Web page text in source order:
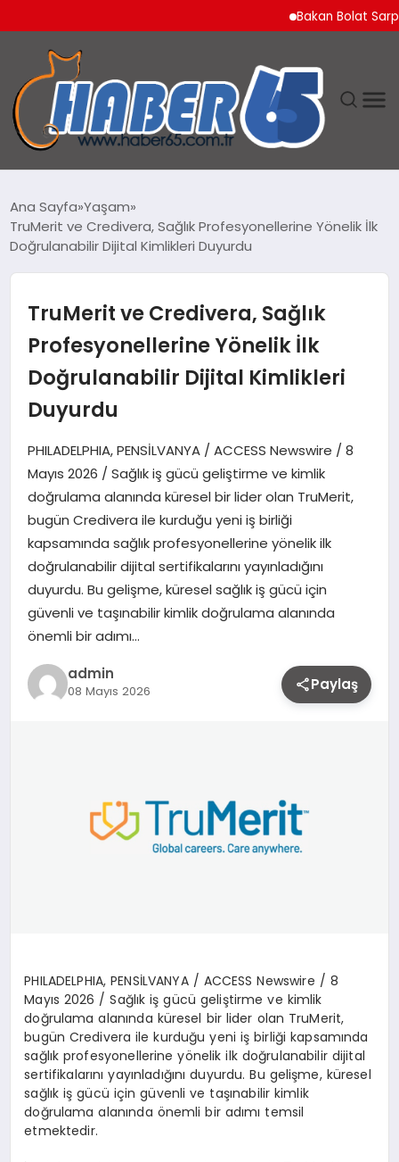
Bakan Bolat Sarp
YAŞAM
Ana Sayfa Yaşam
TruMerit ve Credivera, Sağlık Profesyonellerine Yönelik İlk
Doğrulanabilir Dijital Kimlikleri Duyurdu
TruMerit ve Credivera, Sağlık
Profesyonellerine Yönelik İlk
Doğrulanabilir Dijital Kimlikleri
Duyurdu
PHILADELPHIA, PENSİLVANYA / ACCESS Newswire / 8
Mayıs 2026 / Sağlık iş gücü geliştirme ve kimlik
doğrulama alanında küresel bir lider olan TruMerit,
bugün Credivera ile kurduğu yeni iş birliği
kapsamında sağlık profesyonellerine yönelik ilk
doğrulanabilir dijital sertifikalarını yayınladığını
duyurdu. Bu gelişme, küresel sağlık iş gücü için
güvenli ve taşınabilir kimlik doğrulama alanında
önemli bir adımı…
admin
08 Mayıs 2026 Paylaş
PHILADELPHIA, PENSİLVANYA / ACCESS Newswire / 8
Mayıs 2026 / Sağlık işgücü geliştirme ve kimlik
doğrulama alanında küresel bir lider olan TruMerit,
bugün Credivera ile kurduğu yeni işbirliği kapsamında
sağlık profesyonellerine yönelik ilk doğrulanabilir dijital
sertifikalarınıyayınladığınıduyurdu. Bu gelişme, küresel
sağlık işgücü için güvenli ve taşınabilir kimlik
doğrulama alanında önemli bir adımı temsil
etmektedir.